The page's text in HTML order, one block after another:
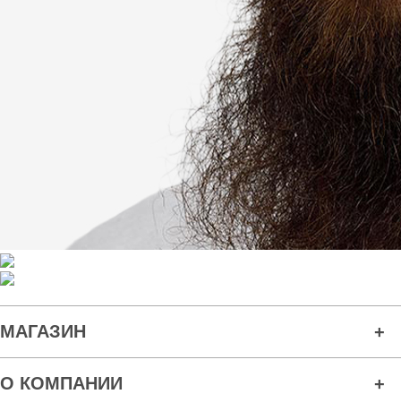
МАГАЗИН
О КОМПАНИИ